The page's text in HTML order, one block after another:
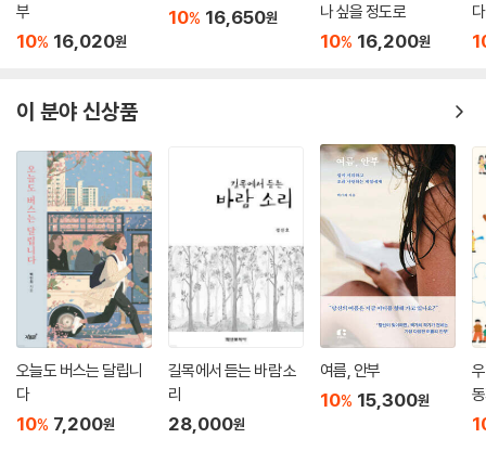
부
10% 16,020원
10% 16,650원
나 싶을 정도로
10% 16,200원
다
이 분야 신상품
오늘도 버스는 달립니
다
10% 7,200원
길목에서 듣는 바람 소
리
28,000원
여름, 안부
10% 15,300원